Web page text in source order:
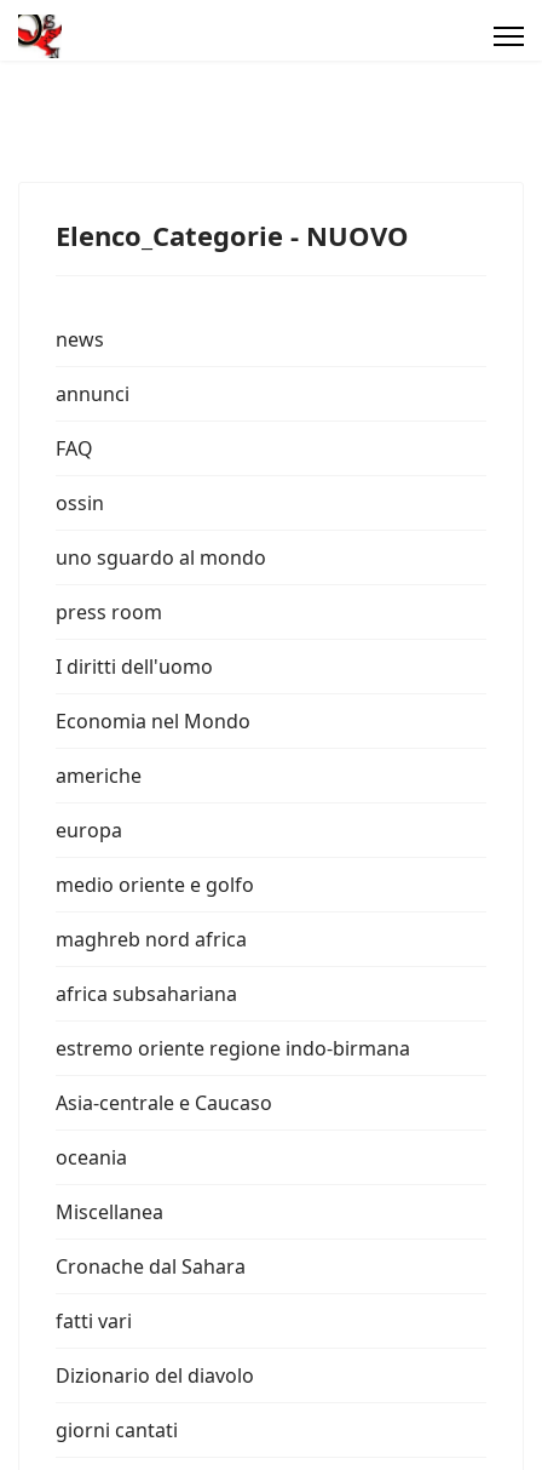
Elenco_Categorie - NUOVO
news
annunci
FAQ
ossin
uno sguardo al mondo
press room
I diritti dell'uomo
Economia nel Mondo
americhe
europa
medio oriente e golfo
maghreb nord africa
africa subsahariana
estremo oriente regione indo-birmana
Asia-centrale e Caucaso
oceania
Miscellanea
Cronache dal Sahara
fatti vari
Dizionario del diavolo
giorni cantati